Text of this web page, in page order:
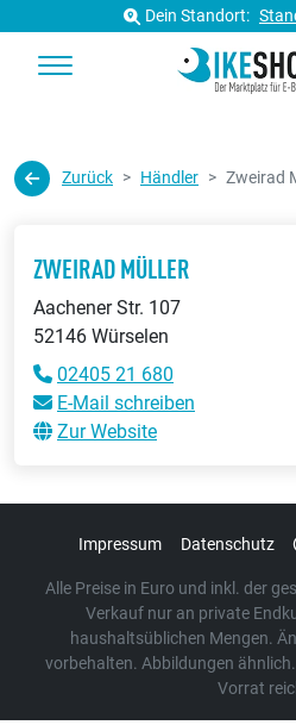
Dein Standort:
Zurück Händler Zweirad
ZWEIRAD MÜLLER
Aachener Str. 107
52146 Würselen
02405 21 680
E-Mail schreiben
Zur Website
Impressum Datenschutz
Alle Preise in Euro und inkl. der
Verkauf nur an private
haushaltsüblichen Mengen.
vorbehalten. Abbildungen
Vorrat